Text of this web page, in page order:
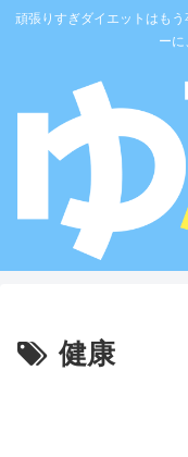
頑張りすぎダイエットはも
ーに
健康